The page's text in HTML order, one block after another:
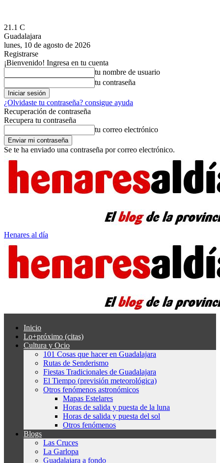
21.1 C
Guadalajara
lunes, 10 de agosto de 2026
Registrarse
¡Bienvenido! Ingresa en tu cuenta
tu nombre de usuario
tu contraseña
¿Olvidaste tu contraseña? consigue ayuda
Recuperación de contraseña
Recupera tu contraseña
tu correo electrónico
Se te ha enviado una contraseña por correo electrónico.
Henares al día
Inicio
Lo+próximo (citas)
Cultura y Ocio
101 Cosas que hacer en Guadalajara
Rutas de Senderismo
Fiestas Tradicionales de Guadalajara
El Tiempo (previsión meteorológica)
Otros fenómenos astronómicos
Mapas Estelares
Horas de salida y puesta de la luna
Horas de salida y puesta del sol
Otros fenómenos
Blogs
Las Cruces
La Garlopa
Guadalajara a fondo